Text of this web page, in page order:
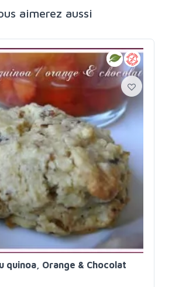
aimerez aussi
quinoa, Orange & Chocolat